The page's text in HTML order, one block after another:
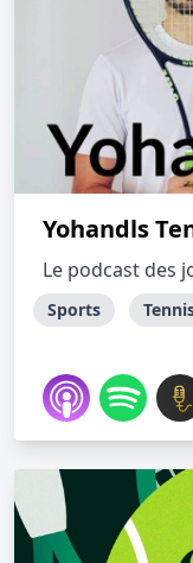
Yohandls
Le podcast des
Sports